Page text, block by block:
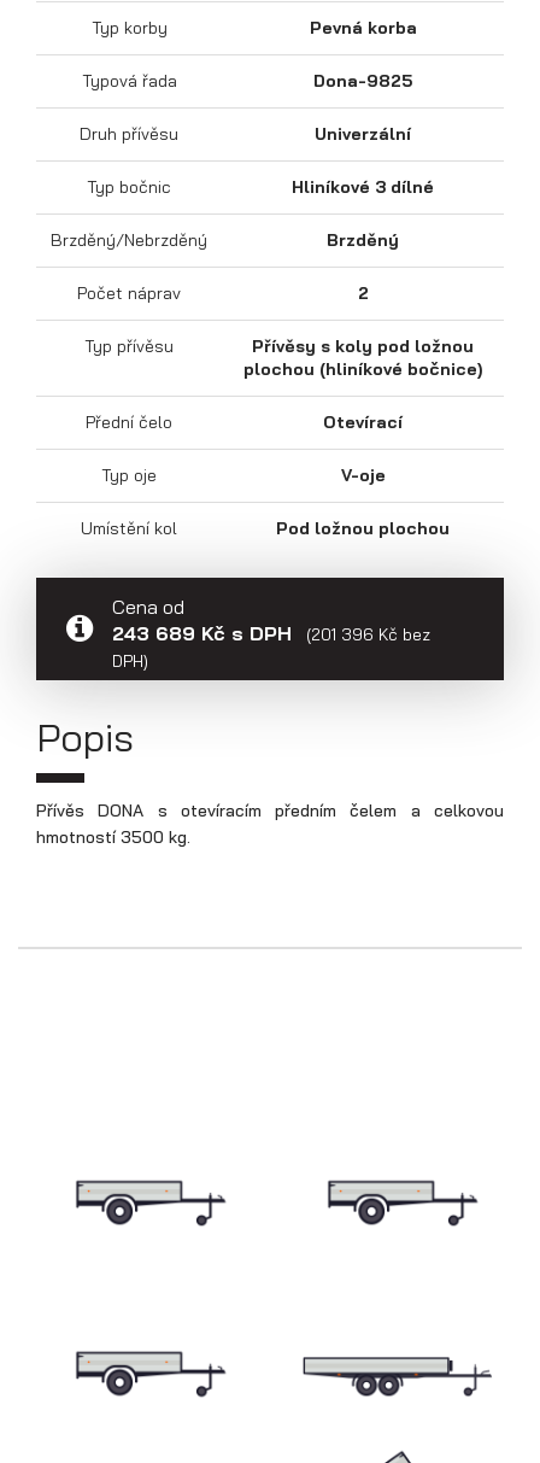
Sklápěcí přívěsy
Multipřepravníky VZ O
Skříňové přívěsy
Typ korby Pevná korba
Typová řada Dona-9825
Druh přívěsu Univerzální
Typ bočnic Hliníkové 3 dílné
Brzděný/Nebrzděný Brzděný
Počet náprav 2
Typ přívěsu
Přívěsy s koly pod ložnou
plochou (hliníkové bočnice)
Přední čelo Otevírací
Typ oje V-oje
Umístění kol Pod ložnou plochou
Cena od
243 689 Kč s DPH
(201 396 Kč bez
DPH)
Popis
Přívěs DONA s otevíracím předním čelem a celkovou
hmotností 3500 kg.